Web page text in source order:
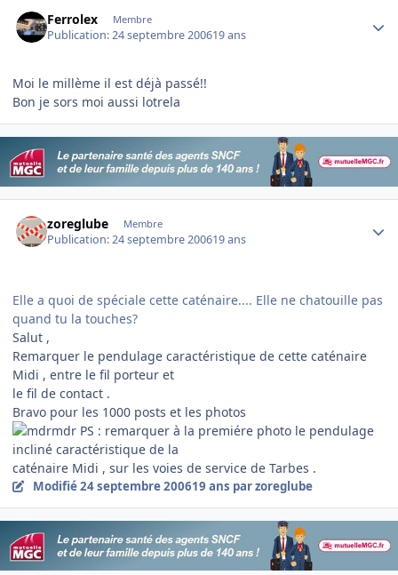
Ferrolex Membre
Publication:24 septembre 200619 ans
Moi le millème il est déjà passé!!
Bon je sors moi aussi lotrela
zoreglube Membre
Publication:24 septembre 200619 ans
Elle a quoi de spéciale cette caténaire.... Elle ne chatouille pas
quand tu la touches?
Salut ,
Remarquer le pendulage caractéristique de cette caténaire
Midi , entre le fil porteur et
le fil de contact .
Bravo pour les 1000 posts et les photos
PS : remarquer à la premiére photo le pendulage
incliné caractéristique de la
caténaire Midi , sur les voies de service de Tarbes .
Modifié24 septembre 200619 ans par zoreglube